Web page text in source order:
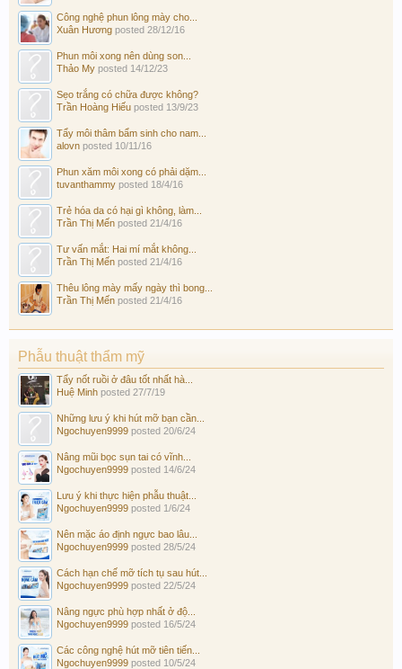
Công nghệ phun lông mày cho...
Xuân Hương posted 28/12/16
Phun môi xong nên dùng son...
Thảo My posted 14/12/23
Sẹo trắng có chữa được không?
Trần Hoàng Hiếu posted 13/9/23
Tẩy môi thâm bẩm sinh cho nam...
alovn posted 10/11/16
Phun xăm môi xong có phải dặm...
tuvanthammy posted 18/4/16
Trẻ hóa da có hại gì không, làm...
Trần Thị Mến posted 21/4/16
Tư vấn mắt: Hai mí mắt không...
Trần Thị Mến posted 21/4/16
Thêu lông mày mấy ngày thì bong...
Trần Thị Mến posted 21/4/16
Phẫu thuật thẩm mỹ
Tẩy nốt ruồi ở đâu tốt nhất hà...
Huệ Minh posted 27/7/19
Những lưu ý khi hút mỡ bạn cần...
Ngochuyen9999 posted 20/6/24
Nâng mũi bọc sụn tai có vĩnh...
Ngochuyen9999 posted 14/6/24
Lưu ý khi thực hiện phẫu thuật...
Ngochuyen9999 posted 1/6/24
Nên mặc áo định ngực bao lâu...
Ngochuyen9999 posted 28/5/24
Cách hạn chế mỡ tích tụ sau hút...
Ngochuyen9999 posted 22/5/24
Nâng ngực phù hợp nhất ở độ...
Ngochuyen9999 posted 16/5/24
Các công nghệ hút mỡ tiên tiến...
Ngochuyen9999 posted 10/5/24